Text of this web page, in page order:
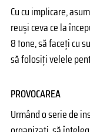
Cu cu implicare,
reuși ceva ce la
8 tone, să faceți cu
să folosiți velele
PROVOCAREA
Urmând o serie de